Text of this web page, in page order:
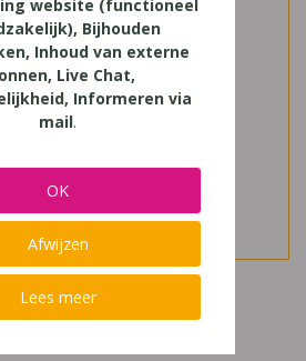
1 Lehr- und
website (functioneel
Bijhouden
Inhoud van externe
Live Chat,
Informeren via
mail.
OK
Afwijzen
Lees meer